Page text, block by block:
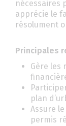
nécessaires
apprécie le
résolument
Principales
Gère les
plan
Assure
permis